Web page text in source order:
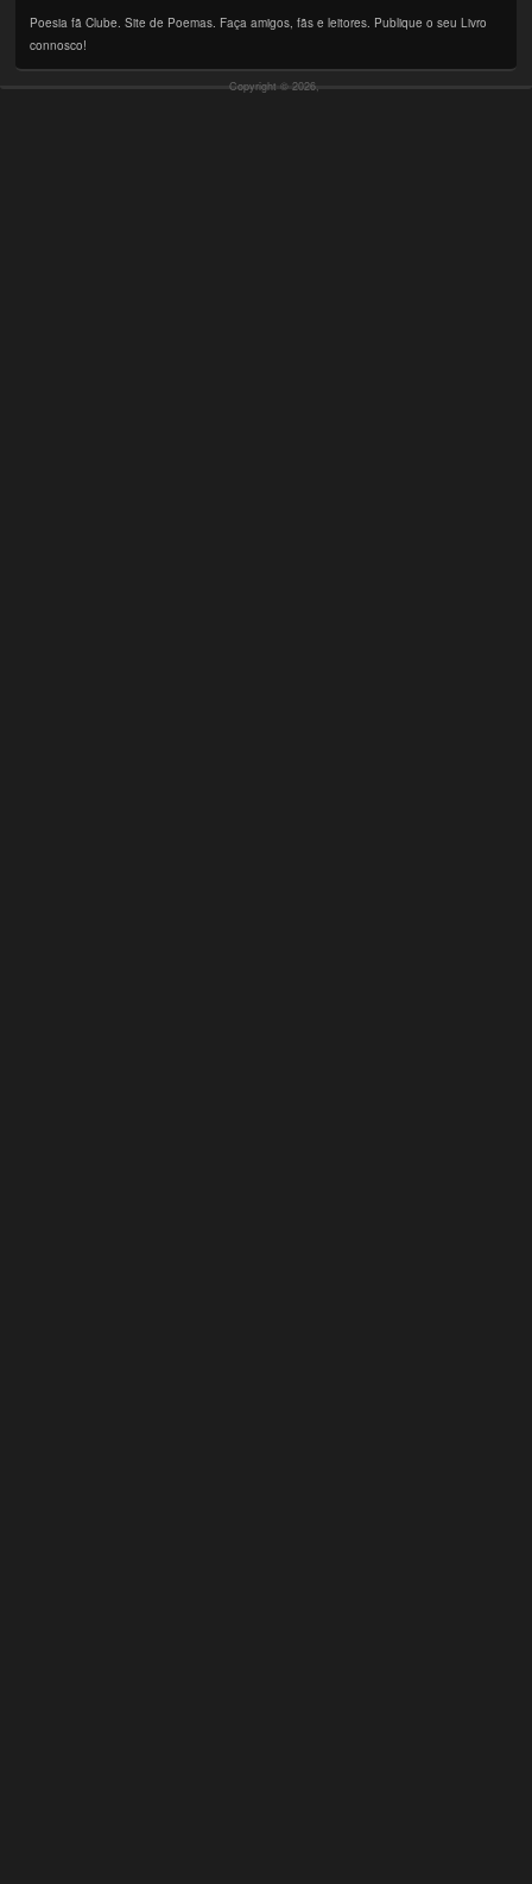
Poesia fã Clube. Site de Poemas. Faça amigos, fãs e leitores. Publique o seu Livro
connosco!
Copyright © 2026,